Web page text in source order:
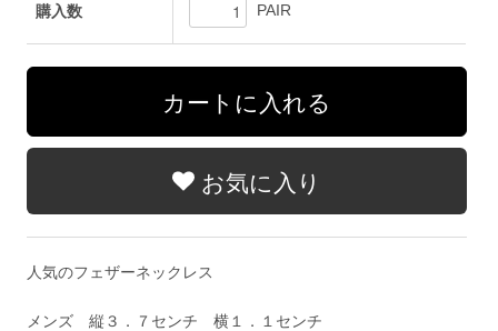
購入数 PAIR
お気に入り
人気のフェザーネックレス
メンズ 縦３．７センチ 横１．１センチ